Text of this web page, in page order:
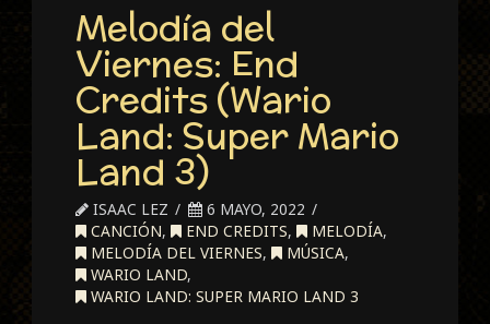
Melodía del
Viernes: End
Credits (Wario
Land: Super Mario
Land 3)
ISAAC LEZ
6 MAYO, 2022
CANCIÓN, END CREDITS, MELODÍA,
MELODÍA DEL VIERNES, MÚSICA,
WARIO LAND,
WARIO LAND: SUPER MARIO LAND 3